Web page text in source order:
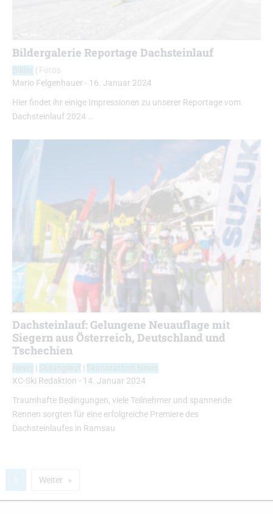
Bildergalerie Reportage Dachsteinlauf
| Fotos
Mario Felgenhauer - 16. Januar 2024
Hier findet ihr einige Impressionen zu unserer Reportage vom
Dachsteinlauf 2024 …
Dachsteinlauf: Gelungene Neuauflage mit
Siegern aus Österreich, Deutschland und
Tschechien
XC-Ski Redaktion - 14. Januar 2024
Traumhafte Bedingungen, viele Teilnehmer und spannende
Rennen sorgten für eine erfolgreiche Premiere des
Dachsteinlaufes in Ramsau
Weiter